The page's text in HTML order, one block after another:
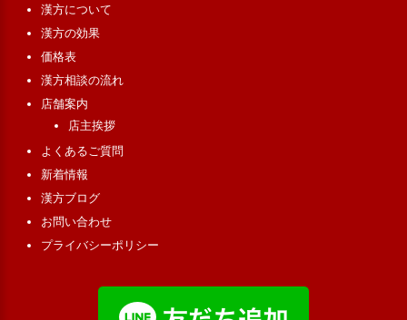
漢方について
漢方の効果
価格表
漢方相談の流れ
店舗案内
店主挨拶
よくあるご質問
新着情報
漢方ブログ
お問い合わせ
プライバシーポリシー